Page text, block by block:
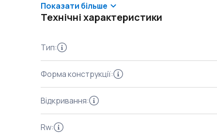
Показати більше
Технічні характеристики
Тип:
Форма конструкції:
Відкривання:
Rw: